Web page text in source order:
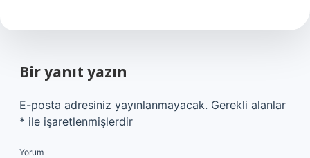
Bir yanıt yazın
E-posta adresiniz yayınlanmayacak. Gerekli alanlar
* ile işaretlenmişlerdir
Yorum